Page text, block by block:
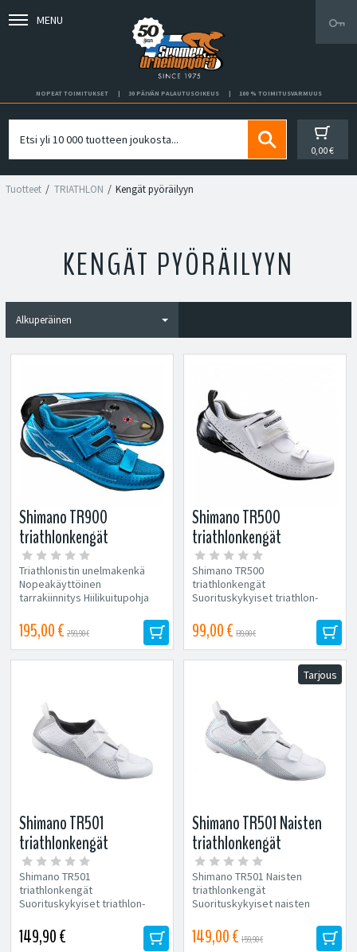
MENU
NOPEAT TOIMITUKSET 30 PÄIVÄN PALAUTUSOIKEUS 100 % TOIMITUSVARMUUS
0,00 €
Tuotteet TRIATHLON Kengät pyöräilyyn
KENGÄT PYÖRÄILYYN
Shimano TR900
triathlonkengät
Triathlonistin unelmakenkä
Nopeakäyttöinen
tarrakiinnitys Hiilikuitupohja
195,00 € 259,90 €
Shimano TR500
triathlonkengät
Shimano TR500
triathlonkengät
Suorituskykyiset triathlon-
nopeisiin vaihtoihin ja
ihanteelliseen...
99,00 € 139,00 €
Shimano TR501
triathlonkengät
Shimano TR501
triathlonkengät
Suorituskykyiset triathlon-
nopeisiin vaihtoihin ja
ihanteelliseen...
149,90 €
Tarjous
Shimano TR501 Naisten
triathlonkengät
Shimano TR501 Naisten
triathlonkengät
Suorituskykyiset naisten
nopeisiin...
149,00 € 159,90 €